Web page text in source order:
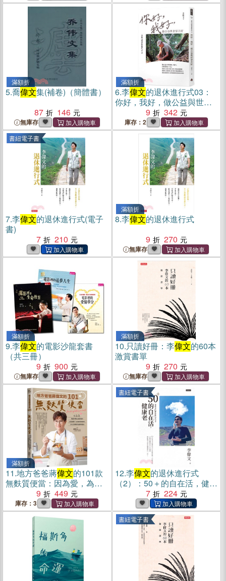
滿額折
5.喬偉文集(補卷)（簡體書）
87
146
無庫存
滿額折
6.李偉文的退休進行式03：
你好，我好，做公益與世界
9 342
庫存：2
書紐電子書
7.李偉文的退休進行式(電子
書)
7
210
滿額折
8.李偉文的退休進行式
9
270
無庫存
滿額折
9.李偉文的電影沙龍套書
（共三冊）
9
900
無庫存
滿額折
10.只讀好冊：李偉文的60本
激賞書單
9
270
無庫存
滿額折
11.地方爸爸蔣偉文的101款
無麩質便當：因為愛，為孩
子精心設計製作50道主食
×120道主菜配菜，366日的
美好紀錄與生活
9 449
庫存：3
書紐電子書
12.李偉文的退休進行式
（2）：50＋的自在活，健康
老(電子書)
7 224
書紐電子書